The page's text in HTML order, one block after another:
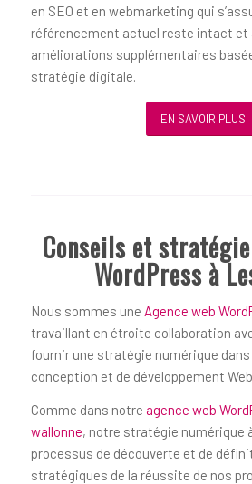
en SEO et en webmarketing qui
référencement actuel reste intact et
améliorations supplémentaires
stratégie digitale.
EN SAVOIR PLUS
Conseils et
WordPress à
Nous sommes une Agence web
travaillant en étroite collaboration
fournir une stratégie numérique
conception et de développement
Comme dans notre agence web
wallonne, notre stratégie numérique
processus de découverte et de
stratégiques de la réussite de nos